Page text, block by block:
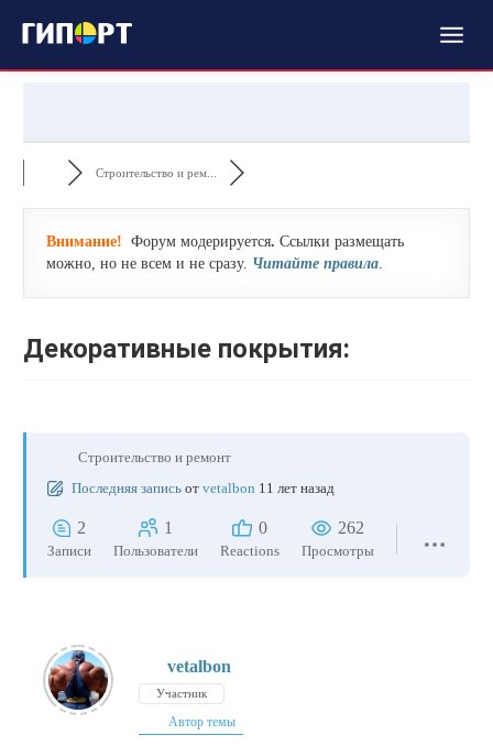
Строительство и рем...
Внимание! Форум модерируется. Ссылки размещать
можно, но не всем и не сразу. Читайте правила.
Декоративные покрытия:
Строительство и ремонт
Последняя запись от vetalbon 11 лет назад
2
Записи
1
Пользователи
0
Reactions
262
Просмотры
vetalbon
Участник
Автор темы